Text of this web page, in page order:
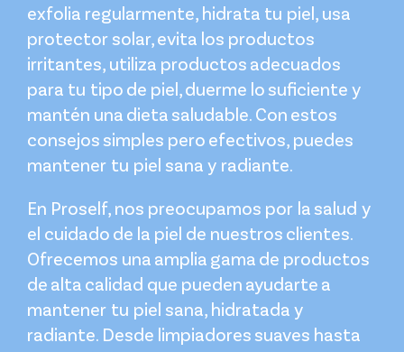
exfolia regularmente, hidrata tu piel, usa
protector solar, evita los productos
irritantes, utiliza productos adecuados
para tu tipo de piel, duerme lo suficiente y
mantén una dieta saludable. Con estos
consejos simples pero efectivos, puedes
mantener tu piel sana y radiante.
En Proself, nos preocupamos por la salud y
el cuidado de la piel de nuestros clientes.
Ofrecemos una amplia gama de productos
de alta calidad que pueden ayudarte a
mantener tu piel sana, hidratada y
radiante. Desde limpiadores suaves hasta